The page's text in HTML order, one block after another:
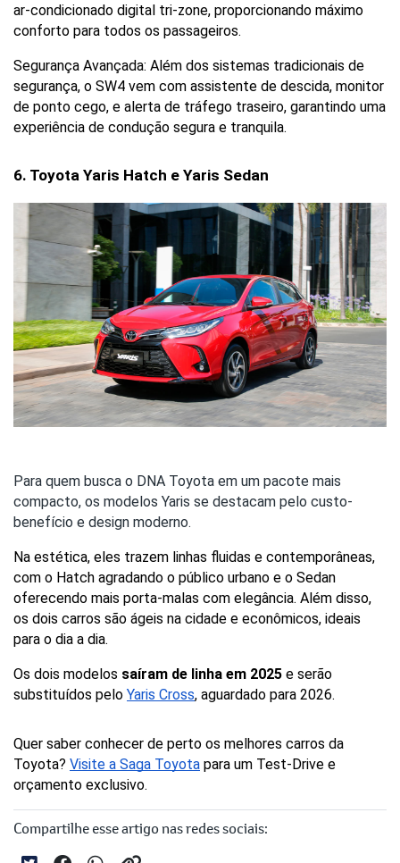
ar-condicionado digital tri-zone, proporcionando máximo
conforto para todos os passageiros.
Segurança Avançada: Além dos sistemas tradicionais de
segurança, o SW4 vem com assistente de descida, monitor
de ponto cego, e alerta de tráfego traseiro, garantindo uma
experiência de condução segura e tranquila.
6. Toyota Yaris Hatch e Yaris Sedan
Para quem busca o DNA Toyota em um pacote mais
compacto, os modelos Yaris se destacam pelo custo-
benefício e design moderno.
Na estética, eles trazem linhas fluidas e contemporâneas,
com o Hatch agradando o público urbano e o Sedan
oferecendo mais porta-malas com elegância. Além disso,
os dois carros são ágeis na cidade e econômicos, ideais
para o dia a dia.
Os dois modelos saíram de linha em 2025 e serão
substituídos pelo Yaris Cross, aguardado para 2026.
Quer saber conhecer de perto os melhores carros da
Toyota? Visite a Saga Toyota para um Test-Drive e
orçamento exclusivo.
Compartilhe esse artigo nas redes sociais: